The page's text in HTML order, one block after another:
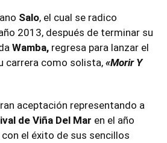
Salo, el cual se radico
2013, después de terminar su
Wamba, regresa para lanzar el
carrera como solista, «Morir Y
aceptación representando a
de Viña Del Mar en el año
el éxito de sus sencillos